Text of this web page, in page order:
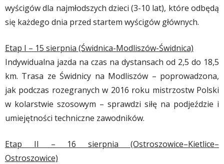
wyścigów dla najmłodszych dzieci (3-10 lat), które odbędą
się każdego dnia przed startem wyścigów głównych.
Etap I – 15 sierpnia (Świdnica-Modliszów-Świdnica)
Indywidualna jazda na czas na dystansach od 2,5 do 18,5
km. Trasa ze Świdnicy na Modliszów – poprowadzona,
jak podczas rozegranych w 2016 roku mistrzostw Polski
w kolarstwie szosowym – sprawdzi siłę na podjeździe i
umiejętności techniczne zawodników.
Etap II – 16 sierpnia (Ostroszowice–Kietlice–
Ostroszowice)